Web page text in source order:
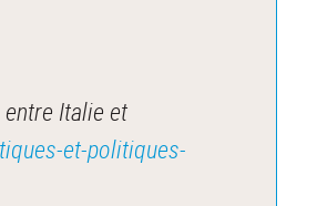
Italie et
et-politiques-